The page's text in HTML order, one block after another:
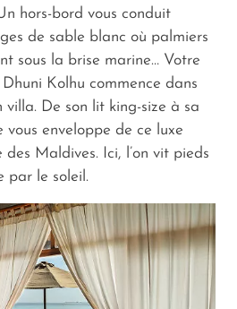
hors-bord vous conduit
de sable blanc où palmiers
sous la brise marine… Votre
Kolhu commence dans
villa. De son lit king-size à sa
enveloppe de ce luxe
Maldives. Ici, l’on vit pieds
par le soleil.